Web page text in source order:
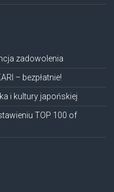
zadowolenia
– bezpłatnie!
i kultury japońskiej
TOP 100 of